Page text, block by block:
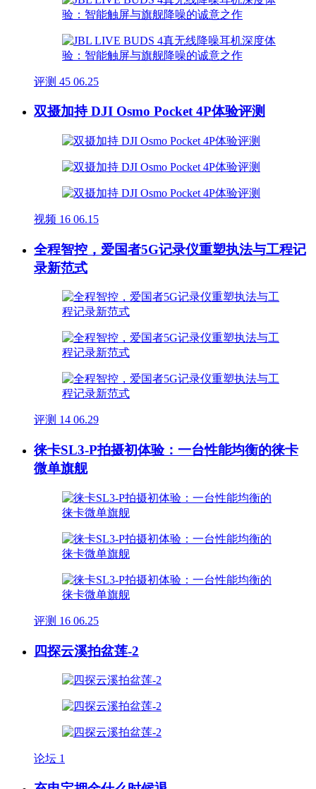
评测 45 06.25
双摄加持 DJI Osmo Pocket 4P体验评测
视频 16 06.15
全程智控，爱国者5G记录仪重塑执法与工程记
录新范式
评测 14 06.29
徕卡SL3-P拍摄初体验：一台性能均衡的徕卡
微单旗舰
评测 16 06.25
四探云溪拍盆莲-2
论坛 1